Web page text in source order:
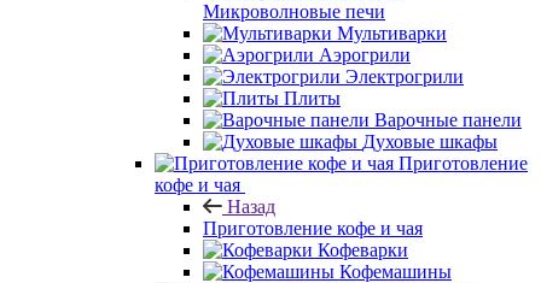
Микроволновые печи
Мультиварки
Аэрогрили
Электрогрили
Плиты
Варочные панели
Духовые шкафы
Приготовление
кофе и чая
Назад
Приготовление кофе и чая
Кофеварки
Кофемашины